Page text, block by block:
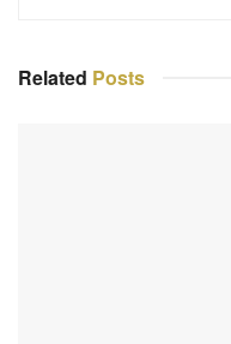
Related Posts